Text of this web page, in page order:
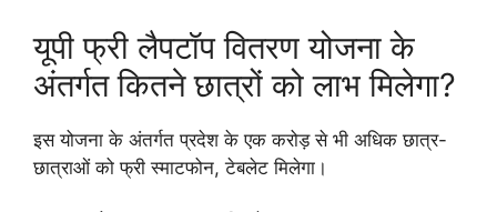
यूपी फ्री लैपटॉप वितरण योजना के
अंतर्गत कितने छात्रों को लाभ मिलेगा?
इस योजना के अंतर्गत प्रदेश के एक करोड़ से भी अधिक छात्र-
छात्राओं को फ्री स्माटफोन, टेबलेट मिलेगा।